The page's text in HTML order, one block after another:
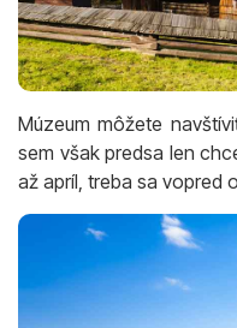
Múzeum môžete
sem však predsa len
až apríl, treba sa vopred